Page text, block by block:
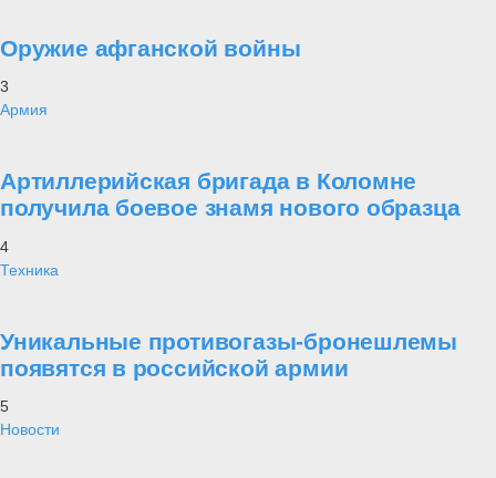
Оружие афганской войны
3
Армия
Артиллерийская бригада в Коломне
получила боевое знамя нового образца
4
Техника
Уникальные противогазы-бронешлемы
появятся в российской армии
5
Новости